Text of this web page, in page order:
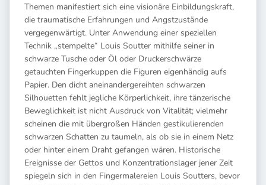
Themen manifestiert sich eine visionäre Einbildungskraft,
die traumatische Erfahrungen und Angstzustände
vergegenwärtigt. Unter Anwendung einer speziellen
Technik „stempelte“ Louis Soutter mithilfe seiner in
schwarze Tusche oder Öl oder Druckerschwärze
getauchten Fingerkuppen die Figuren eigenhändig aufs
Papier. Den dicht aneinandergereihten schwarzen
Silhouetten fehlt jegliche Körperlichkeit, ihre tänzerische
Beweglichkeit ist nicht Ausdruck von Vitalität; vielmehr
scheinen die mit übergroßen Händen gestikulierenden
schwarzen Schatten zu taumeln, als ob sie in einem Netz
oder hinter einem Draht gefangen wären. Historische
Ereignisse der Gettos und Konzentrationslager jener Zeit
spiegeln sich in den Fingermalereien Louis Soutters, bevor